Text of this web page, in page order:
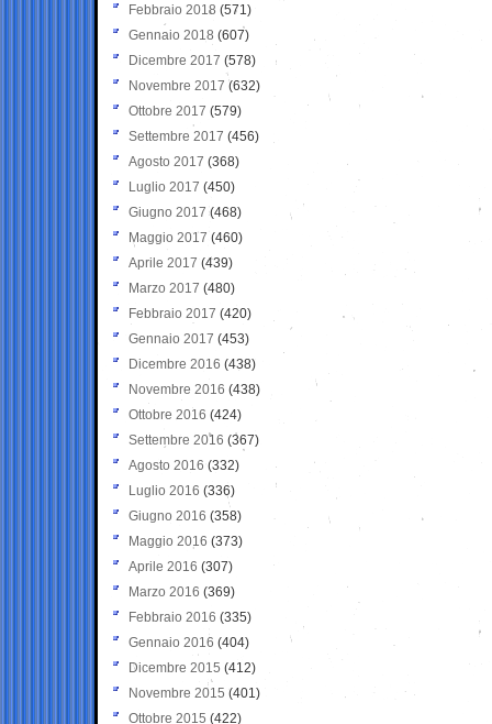
Febbraio 2018 (571)
Gennaio 2018 (607)
Dicembre 2017 (578)
Novembre 2017 (632)
Ottobre 2017 (579)
Settembre 2017 (456)
Agosto 2017 (368)
Luglio 2017 (450)
Giugno 2017 (468)
Maggio 2017 (460)
Aprile 2017 (439)
Marzo 2017 (480)
Febbraio 2017 (420)
Gennaio 2017 (453)
Dicembre 2016 (438)
Novembre 2016 (438)
Ottobre 2016 (424)
Settembre 2016 (367)
Agosto 2016 (332)
Luglio 2016 (336)
Giugno 2016 (358)
Maggio 2016 (373)
Aprile 2016 (307)
Marzo 2016 (369)
Febbraio 2016 (335)
Gennaio 2016 (404)
Dicembre 2015 (412)
Novembre 2015 (401)
Ottobre 2015 (422)